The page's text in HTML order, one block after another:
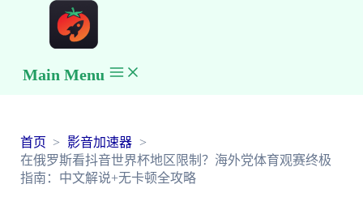
Main Menu
首页
影音加速器
在俄罗斯看抖音世界杯地区限制？海外党体育观赛终极
指南：中文解说+无卡顿全攻略